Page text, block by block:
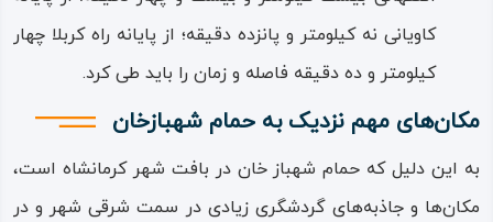
کاویانی نه کیلومتر و پانزده دقیقه؛ از پایانه راه‌ کربلا چهار
کیلومتر و ده دقیقه فاصله و زمان را باید طی کرد.
مکان‌های مهم نزدیک به حمام شهبازخان
به این دلیل که حمام شهباز خان در بافت شهر کرمانشاه است،
مکان‌ها و جاذبه‌های گردشگری زیادی در سمت شرقی شهر و در